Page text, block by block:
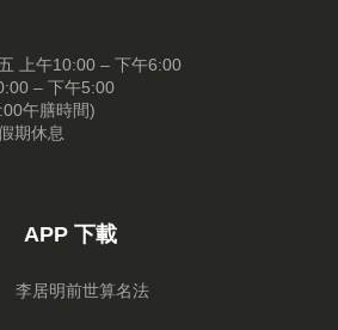
上午10:00 – 下午6:00
– 下午5:00
午膳時間)
期休息
APP 下載
李居明前世算名法